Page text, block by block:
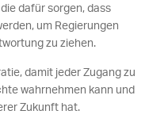
dafür sorgen, dass
um Regierungen
zu ziehen.
damit jeder Zugang zu
wahrnehmen kann und
Zukunft hat.